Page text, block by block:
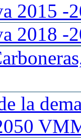
2015 -
2018 -
la